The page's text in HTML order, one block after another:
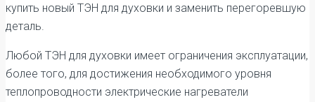
купить новый ТЭН для духовки и заменить перегоревшую
деталь.
Любой ТЭН для духовки имеет ограничения эксплуатации,
более того, для достижения необходимого уровня
теплопроводности электрические нагреватели